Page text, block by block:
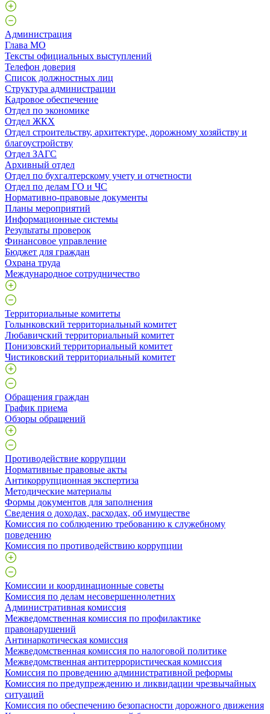
Администрация
Глава МО
Тексты официальных выступлений
Телефон доверия
Список должностных лиц
Структура администрации
Кадровое обеспечение
Отдел по экономике
Отдел ЖКХ
Отдел строительству, архитектуре, дорожному хозяйству и
благоустройству
Отдел ЗАГС
Архивный отдел
Отдел по бухгалтерскому учету и отчетности
Отдел по делам ГО и ЧС
Нормативно-правовые документы
Планы мероприятий
Информационные системы
Результаты проверок
Финансовое управление
Бюджет для граждан
Охрана труда
Международное сотрудничество
Территориальные комитеты
Голынковский территориальный комитет
Любавичский территориальный комитет
Понизовский территориальный комитет
Чистиковский территориальный комитет
Обращения граждан
График приема
Обзоры обращений
Противодействие коррупции
Нормативные правовые акты
Антикоррупционная экспертиза
Методические материалы
Формы документов для заполнения
Сведения о доходах, расходах, об имуществе
Комиссия по соблюдению требованию к служебному
поведению
Комиссия по противодействию коррупции
Комиссии и координационные советы
Комиссия по делам несовершеннолетних
Административная комиссия
Межведомственная комиссия по профилактике
правонарушений
Антинаркотическая комиссия
Межведомственная комиссия по налоговой политике
Межведомственная антитеррористическая комиссия
Комиссия по проведению административной реформы
Комиссия по предупреждению и ликвидации чрезвычайных
ситуаций
Комиссия по обеспечению безопасности дорожного движения